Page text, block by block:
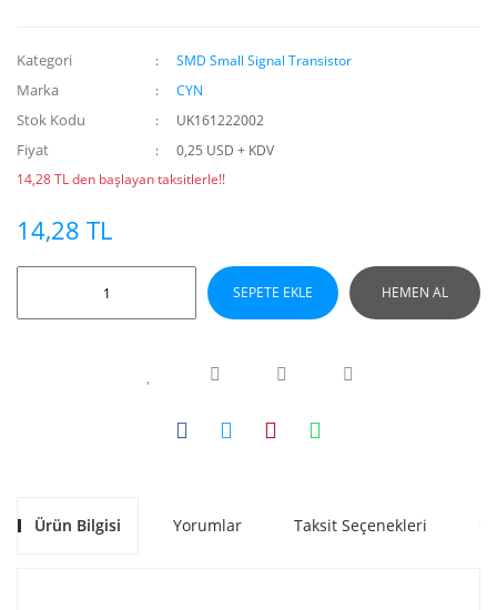
Kategori SMD Small Signal Transistor
Marka CYN
Stok Kodu UK161222002
Fiyat
0,25 USD + KDV
14,28 TL den başlayan taksitlerle!!
14,28 TL
SEPETE EKLE HEMEN AL
Ürün Bilgisi Yorumlar Taksit Seçenekleri